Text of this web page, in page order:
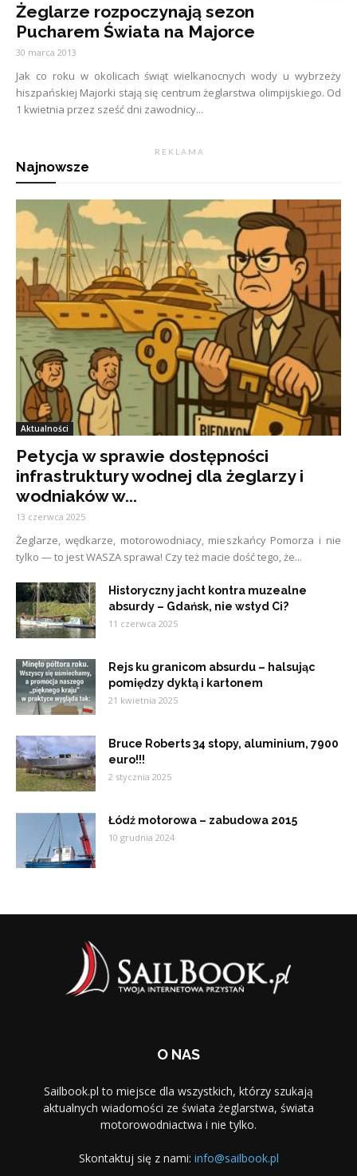
Żeglarze rozpoczynają sezon
Pucharem Świata na Majorce
30 marca 2013
Jak co roku w okolicach świąt wielkanocnych wody u wybrzeży
hiszpańskiej Majorki stają się centrum żeglarstwa olimpijskiego. Od
1 kwietnia przez sześć dni zawodnicy...
R E K L A M A
Najnowsze
Aktualności
Petycja w sprawie dostępności
infrastruktury wodnej dla żeglarzy i
wodniaków w...
13 czerwca 2025
Żeglarze, wędkarze, motorowodniacy, mieszkańcy Pomorza i nie
tylko — to jest WASZA sprawa! Czy też macie dość tego, że...
Historyczny jacht kontra muzealne
absurdy – Gdańsk, nie wstyd Ci?
11 czerwca 2025
Rejs ku granicom absurdu – halsując
pomiędzy dyktą i kartonem
21 kwietnia 2025
Bruce Roberts 34 stopy, aluminium, 7900
euro!!!
2 stycznia 2025
Łódź motorowa – zabudowa 2015
10 grudnia 2024
O NAS
Sailbook.pl to miejsce dla wszystkich, którzy szukają
aktualnych wiadomości ze świata żeglarstwa, świata
motorowodniactwa i nie tylko.
Skontaktuj się z nami: info@sailbook.pl